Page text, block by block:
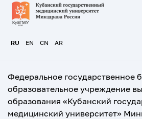
RU EN CN AR
Федеральное государственное
образовательное учреждение
образования «Кубанский
медицинский университет»